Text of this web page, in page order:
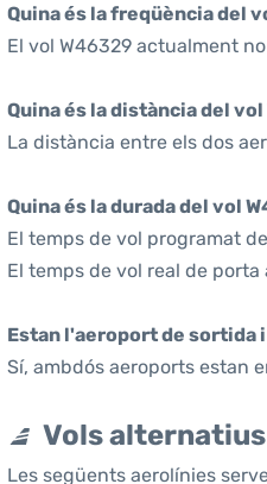
Quina és la freqüència del
El vol W46329 actualment
Quina és la distància del
La distància entre els dos
Quina és la durada del vol
El temps de vol programat
El temps de vol real de porta
Estan l'aeroport de sortida
Sí, ambdós aeroports estan
Vols alternatius
Les següents aerolínies